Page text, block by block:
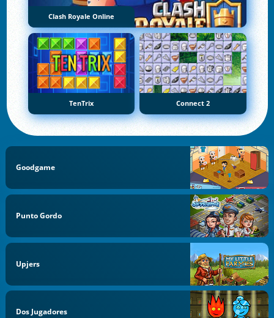
Clash Royale Online
TenTrix Connect 2
Goodgame
Punto Gordo
Upjers
Dos Jugadores